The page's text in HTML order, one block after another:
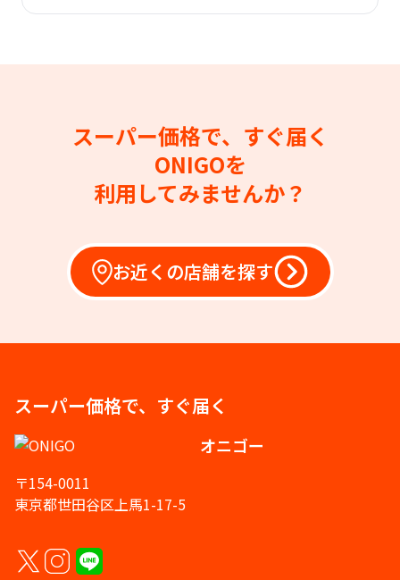
スーパー価格で、すぐ届く
ONIGOを
利用してみませんか？
お近くの店舗を探す
スーパー価格で、すぐ届く
オニゴー
〒154-0011
東京都世田谷区上馬1-17-5